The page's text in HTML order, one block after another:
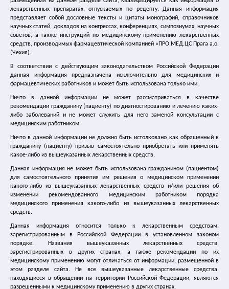
Нейрогенный мочевой пузырь
Лечение частого мочеиспускания
Лечение энуреза
Лечение цистита
Лечение ГМП
Спазмекс
Спазмекс 30
Упражнения Кегеля
Где купить спазмекс
Статьи и справочные материалы
Каталог медицинских сайтов
Главная | Новости
|
15.06.2015 Инъекции мышечных клеток при недержании
лекарственных препаратах, отпускаемых по рецепту. Данная информация
представляет собой дословные тексты и цитаты монографий, справочников
научных статей, докладов на конгрессах, конференциях, симпозиумах, научных
советов, а также инструкций по медицинскому применению лекарственных
средств, производимых фармацевтической компанией «ПРО.МЕД.ЦС Прага а.о.
(Чехия).
В соответствии с действующим законодательством Российской Федерации
данная информация предназначена исключительно для медицинских и
фармацевтических работников и может быть использована только ими.
Ничто в данной информации не может рассматриваться в качестве
рекомендации гражданину (пациенту) по диагностированию и лечению каких-
либо заболеваний и не может служить для него заменой консультации с
медицинским работником.
Ничто в данной информации не должно быть истолковано как обращенный к
гражданину (пациенту) призыв самостоятельно приобретать или применять
какое-либо из вышеуказанных лекарственных средств.
Данная информация не может быть использована гражданином (пациентом)
для самостоятельного принятия им решения о медицинском применении
какого-либо из вышеуказанных лекарственных средств и/или решения об
изменении рекомендованного медицинским работником порядка
медицинского применения какого-либо из вышеуказанных лекарственных
средств.
Данная информация относится только к лекарственным средствам,
зарегистрированным в Российской Федерации в установленном законом
порядке. Названия вышеуказанных лекарственных средств,
зарегистрированных в других странах, а также рекомендации по их
медицинскому применению могут отличаться от информации, размещенной в
этом разделе сайта. Не все вышеуказанные лекарственные средства,
находящиеся в обращении на территории Российской Федерации, являются
разрешенными к медицинскому применению в других странах.